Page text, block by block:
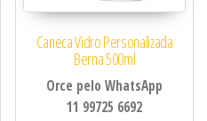
Caneca Vidro Personalizada
Berna 500ml
Orce pelo WhatsApp
11 99725 6692